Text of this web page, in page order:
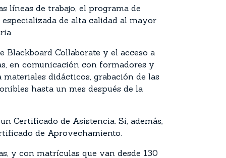
líneas de trabajo, el programa de
de alta calidad al mayor
Collaborate y el acceso a
en comunicación con formadores y
didácticos, grabación de las
hasta un mes después de la
Certificado de Asistencia. Si, además,
de Aprovechamiento.
y con matrículas que van desde 130